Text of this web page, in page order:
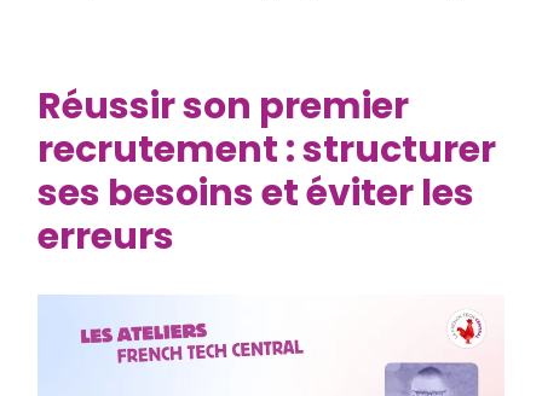
Réussir son premier
recrutement : structurer
ses besoins et éviter les
erreurs